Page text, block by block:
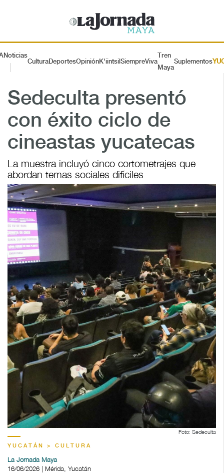
Noticias
CulturaDeportesOpiniónK'iintsil SiempreViva
Tren
Maya
Suplementos
Sedeculta presentó
con éxito ciclo de
cineastas yucatecas
La muestra incluyó cinco cortometrajes que
abordan temas sociales difíciles
Foto: Sedeculta
YUCATÁN > CULTURA
La Jornada Maya
16/06/2026 | Mérida, Yucatán